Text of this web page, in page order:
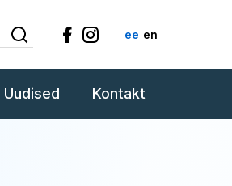
ee en
Uudised Kontakt